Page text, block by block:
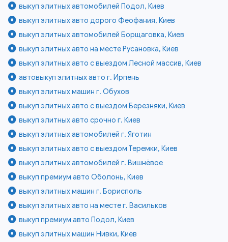
выкуп элитных автомобилей Подол, Киев
выкуп элитных авто дорого Феофания, Киев
выкуп элитных автомобилей Борщаговка, Киев
выкуп элитных авто на месте Русановка, Киев
выкуп элитных авто с выездом Лесной массив, Киев
автовыкуп элитных авто г. Ирпень
выкуп элитных машин г. Обухов
выкуп элитных авто с выездом Березняки, Киев
выкуп элитных авто срочно г. Киев
выкуп элитных автомобилей г. Яготин
выкуп элитных авто с выездом Теремки, Киев
выкуп элитных автомобилей г. Вишнёвое
выкуп премиум авто Оболонь, Киев
выкуп элитных машин г. Борисполь
выкуп элитных авто на месте г. Васильков
выкуп премиум авто Подол, Киев
выкуп элитных машин Нивки, Киев